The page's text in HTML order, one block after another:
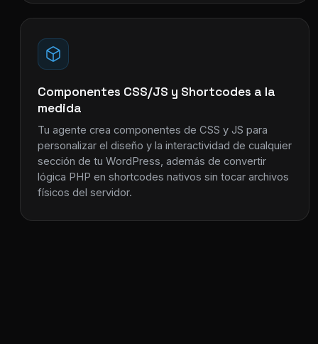
Componentes CSS/JS y Shortcodes a la
medida
Tu agente crea componentes de CSS y JS para
personalizar el diseño y la interactividad de cualquier
sección de tu WordPress, además de convertir
lógica PHP en shortcodes nativos sin tocar archivos
físicos del servidor.